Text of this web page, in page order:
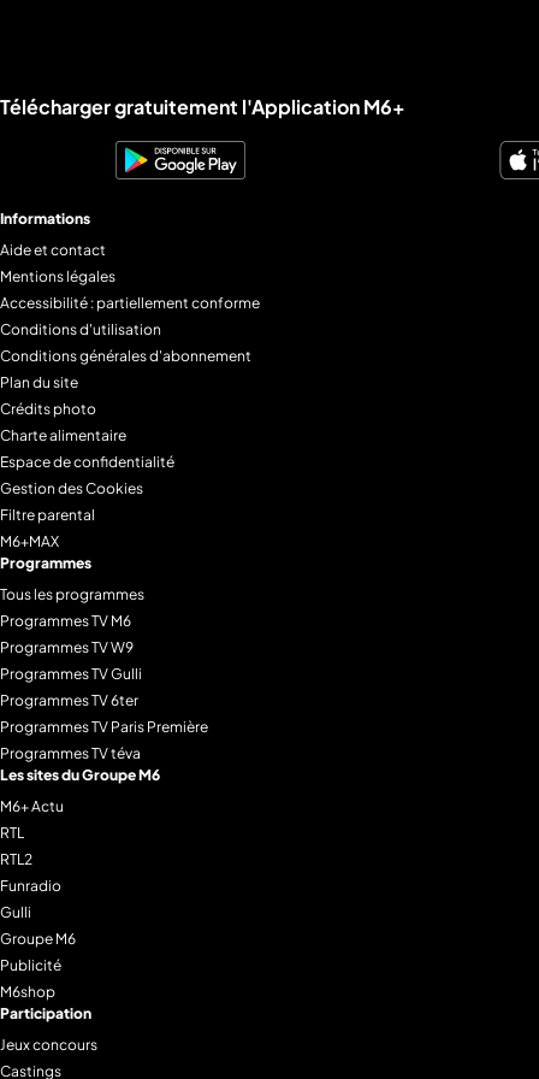
Liens utiles M6+.
Télécharger gratuitement l'Application M6+
Informations
Aide et contact
Mentions légales
Accessibilité : partiellement conforme
Conditions d'utilisation
Conditions générales d'abonnement
Plan du site
Crédits photo
Charte alimentaire
Espace de confidentialité
Gestion des Cookies
Filtre parental
M6+MAX
Programmes
Tous les programmes
Programmes TV M6
Programmes TV W9
Programmes TV Gulli
Programmes TV 6ter
Programmes TV Paris Première
Programmes TV téva
Les sites du Groupe M6
M6+ Actu
RTL
RTL2
Funradio
Gulli
Groupe M6
Publicité
M6shop
Participation
Jeux concours
Castings